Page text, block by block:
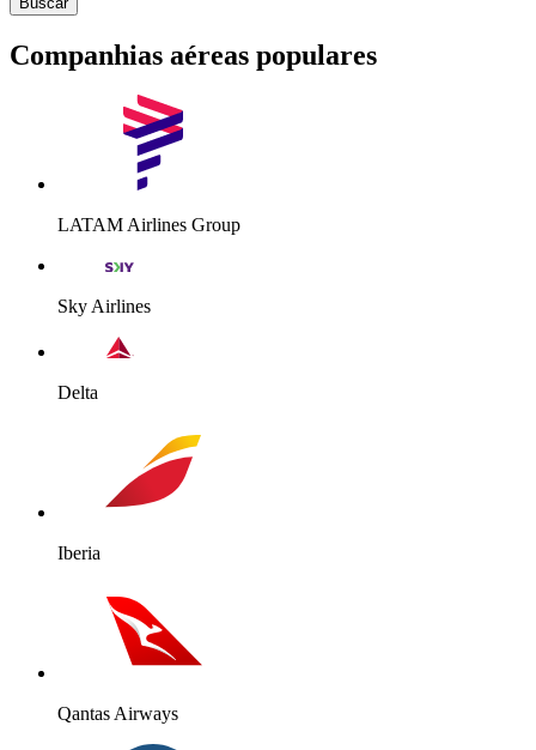
Companhias aéreas populares
LATAM Airlines Group
Sky Airlines
Delta
Iberia
Qantas Airways